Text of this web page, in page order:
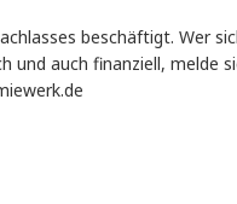
beschäftigt. Wer
und auch finanziell, melde